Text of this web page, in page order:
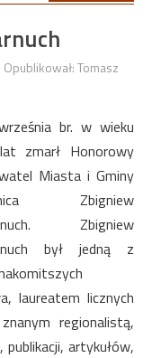
Opublikował: Tomasz
br. w wieku
zmarł Honorowy
Miasta i Gminy
Zbigniew
Zbigniew
był jedną z
laureatem licznych
regionalistą,
artykułów,